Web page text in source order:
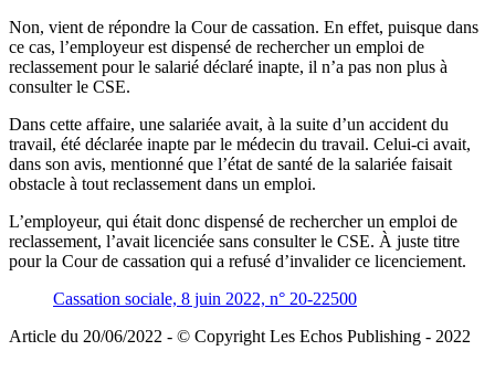
Non, vient de répondre la Cour de cassation. En effet, puisque dans
ce cas, l’employeur est dispensé de rechercher un emploi de
reclassement pour le salarié déclaré inapte, il n’a pas non plus à
consulter le CSE.
Dans cette affaire, une salariée avait, à la suite d’un accident du
travail, été déclarée inapte par le médecin du travail. Celui-ci avait,
dans son avis, mentionné que l’état de santé de la salariée faisait
obstacle à tout reclassement dans un emploi.
L’employeur, qui était donc dispensé de rechercher un emploi de
reclassement, l’avait licenciée sans consulter le CSE. À juste titre
pour la Cour de cassation qui a refusé d’invalider ce licenciement.
Cassation sociale, 8 juin 2022, n° 20-22500
Article du 20/06/2022 - © Copyright Les Echos Publishing - 2022